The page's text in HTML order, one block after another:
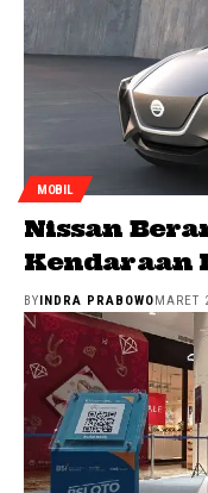
MOBIL
Nissan
Kendaraan
BY INDRA PRABOWO MARET